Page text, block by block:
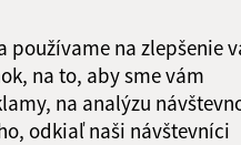
na zlepšenie
na to, aby sme vám
na analýzu
odkiaľ naši návštevníci